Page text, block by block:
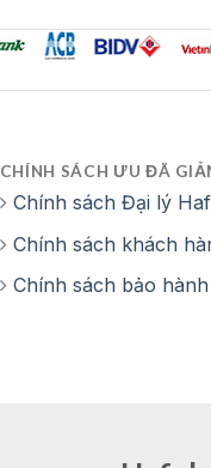
CHÍNH SÁCH ƯU ĐÃ
Chính sách Đại lý
Chính sách khách
Chính sách bảo